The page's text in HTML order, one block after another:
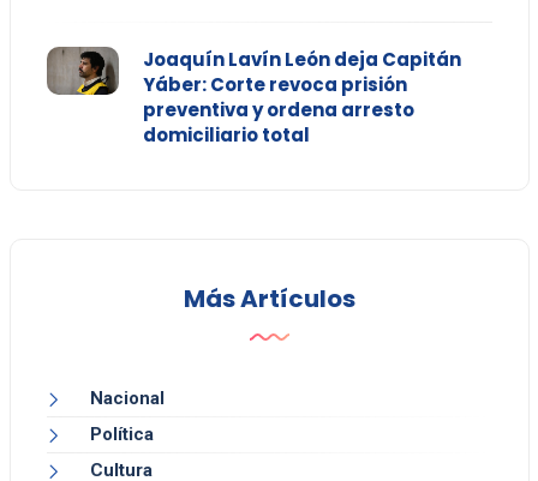
Joaquín Lavín León deja Capitán
Yáber: Corte revoca prisión
preventiva y ordena arresto
domiciliario total
Más Artículos
Nacional
Política
Cultura